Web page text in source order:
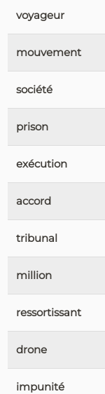
voyageur
mouvement
société
prison
exécution
accord
tribunal
million
ressortissant
drone
impunité